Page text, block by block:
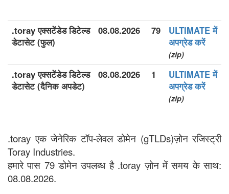
.toray एक्सटेंडेड डिटेल्ड
डेटासेट (फुल)
08.08.2026 79
ULTIMATE में
अपग्रेड करें
(zip)
.toray एक्सटेंडेड डिटेल्ड
डेटासेट (दैनिक अपडेट)
08.08.2026 1
ULTIMATE में
अपग्रेड करें
(zip)
.toray एक जेनेरिक टॉप-लेवल डोमेन (gTLDs)ज़ोन रजिस्ट्री
Toray Industries.
हमारे पास 79 डोमेन उपलब्ध है .toray ज़ोन में समय के साथ:
08.08.2026.